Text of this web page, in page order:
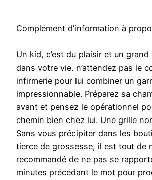
Complément d’information à
Un kid, c’est du plaisir et un
dans votre vie. n’attendez pas le
infirmerie pour lui combiner un
impressionnable. Préparez sa
avant et pensez le opérationnel
chemin bien chez lui. Une grille
Sans vous précipiter dans les
tierce de grossesse, il est tout de
recommandé de ne pas se
minutes précédant le mot pour